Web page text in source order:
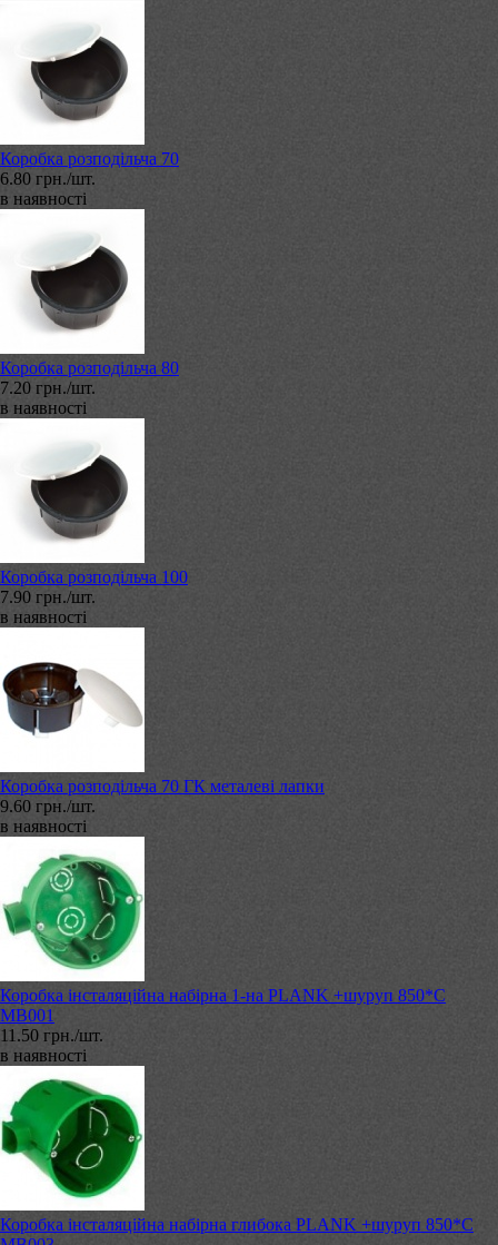
Коробка розподільча 70
6.80 грн./шт.
в наявності
Коробка розподільча 80
7.20 грн./шт.
в наявності
Коробка розподільча 100
7.90 грн./шт.
в наявності
Коробка розподільча 70 ГК металеві лапки
9.60 грн./шт.
в наявності
Коробка інсталяційна набірна 1-на PLANK +шуруп 850*C
МВ001
11.50 грн./шт.
в наявності
Коробка інсталяційна набірна глибока PLANK +шуруп 850*C